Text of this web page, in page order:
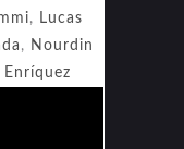
,
Lucas
, Nourdin